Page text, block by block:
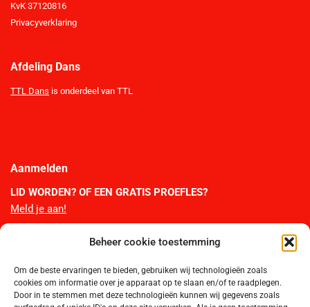
Beheer cookie toestemming
Om de beste ervaringen te bieden, gebruiken wij technologieën zoals
cookies om informatie over je apparaat op te slaan en/of te raadplegen.
Door in te stemmen met deze technologieën kunnen wij gegevens zoals
KvK 37120816
Privacyverklaring
Afdeling Dans
TTL Dans is onderdeel van TTL
Aanmelden
LID WORDEN? OF EEN GRATIS PROEFLES?
Meld je aan!
Bestel hier de officiële artikelen van TTL. Je bestelling wordt thuis per
post bezorgd.